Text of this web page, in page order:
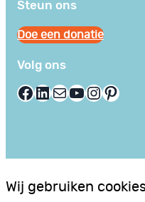
Steun ons
Doe een donatie
Volg ons
Facebook LinkedIn E-mail YouTube InstagramPinterest
Wij gebruiken